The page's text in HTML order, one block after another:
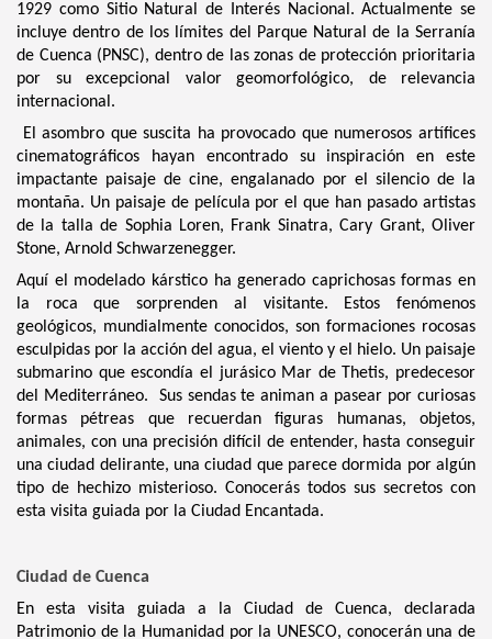
1929 como Sitio Natural de Interés Nacional. Actualmente se
incluye dentro de los límites del Parque Natural de la Serranía
de Cuenca (PNSC), dentro de las zonas de protección prioritaria
por su excepcional valor geomorfológico, de relevancia
internacional.
El asombro que suscita ha provocado que numerosos artífices
cinematográficos hayan encontrado su inspiración en este
impactante paisaje de cine, engalanado por el silencio de la
montaña. Un paisaje de película por el que han pasado artistas
de la talla de Sophia Loren, Frank Sinatra, Cary Grant, Oliver
Stone, Arnold Schwarzenegger.
Aquí el modelado kárstico ha generado caprichosas formas en
la roca que sorprenden al visitante. Estos fenómenos
geológicos, mundialmente conocidos, son formaciones rocosas
esculpidas por la acción del agua, el viento y el hielo. Un paisaje
submarino que escondía el jurásico Mar de Thetis, predecesor
del Mediterráneo. Sus sendas te animan a pasear por curiosas
formas pétreas que recuerdan figuras humanas, objetos,
animales, con una precisión difícil de entender, hasta conseguir
una ciudad delirante, una ciudad que parece dormida por algún
tipo de hechizo misterioso. Conocerás todos sus secretos con
esta visita guiada por la Ciudad Encantada.
Ciudad de Cuenca
En esta visita guiada a la Ciudad de Cuenca, declarada
Patrimonio de la Humanidad por la UNESCO, conocerán una de